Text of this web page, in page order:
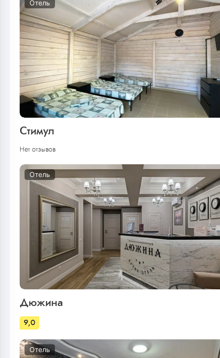
Отель
Стимул
Нет отзывов
Отель
Дюжина
9,0
Отель